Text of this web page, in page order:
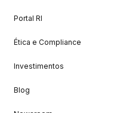
Portal RI
Ética e Compliance
Investimentos
Blog